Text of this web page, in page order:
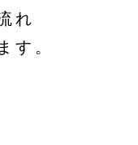
れ
す。